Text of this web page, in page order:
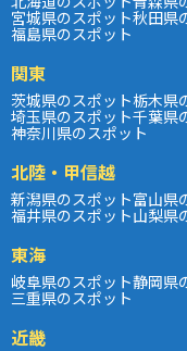
宮城県のスポット秋田県
福島県のスポット
関東
茨城県のスポット栃木県
埼玉県のスポット千葉県
神奈川県のスポット
北陸・甲信越
新潟県のスポット富山県
福井県のスポット山梨県
東海
岐阜県のスポット静岡県
三重県のスポット
近畿